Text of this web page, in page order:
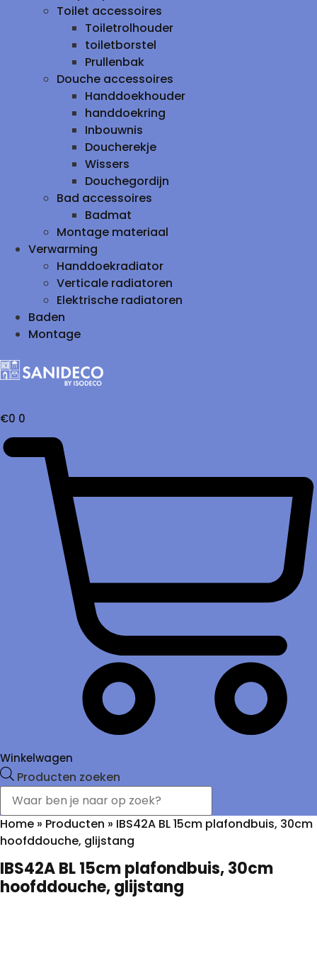
Toilet accessoires
Toiletrolhouder
toiletborstel
Prullenbak
Douche accessoires
Handdoekhouder
handdoekring
Inbouwnis
Doucherekje
Wissers
Douchegordijn
Bad accessoires
Badmat
Montage materiaal
Verwarming
Handdoekradiator
Verticale radiatoren
Elektrische radiatoren
Baden
Montage
€0 0
Winkelwagen
Producten zoeken
Home » Producten » IBS42A BL 15cm plafondbuis, 30cm
hoofddouche, glijstang
IBS42A BL 15cm plafondbuis, 30cm
hoofddouche, glijstang